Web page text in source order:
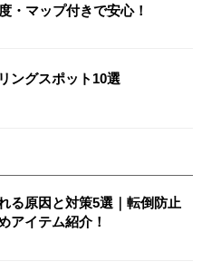
・マップ付きで安心！
ングスポット10選
る原因と対策5選｜転倒防止
アイテム紹介！